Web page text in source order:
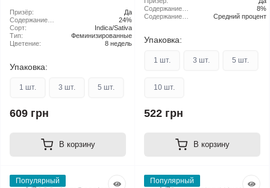
Призёр:
Да
Содержание
ТГК:
24%
Сорт:
Indica/Sativa
Тип:
Феминизированные
Цветение:
8 недель
Упаковка:
1 шт. 3 шт. 5 шт.
609 грн
В корзину
Содержание
CBD:
8%
Содержание
Средний процент
Упаковка:
1 шт. 3 шт. 5 шт.
10 шт.
522 грн
В корзину
Популярный Популярный